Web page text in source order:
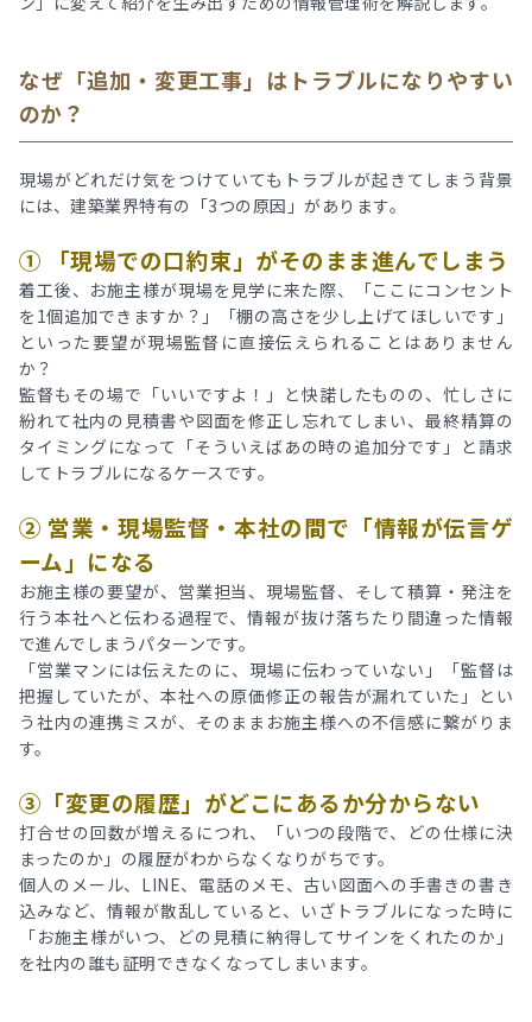
なぜ「追加・変更工事」はトラブルになりやすい
のか？
現場がどれだけ気をつけていてもトラブルが起きてしまう背景
には、建築業界特有の「3つの原因」があります。
① 「現場での口約束」がそのまま進んでしまう
着工後、お施主様が現場を見学に来た際、「ここにコンセント
を1個追加できますか？」「棚の高さを少し上げてほしいです」
といった要望が現場監督に直接伝えられることはありません
か？
監督もその場で「いいですよ！」と快諾したものの、忙しさに
紛れて社内の見積書や図面を修正し忘れてしまい、最終精算の
タイミングになって「そういえばあの時の追加分です」と請求
してトラブルになるケースです。
② 営業・現場監督・本社の間で「情報が伝言ゲ
ーム」になる
お施主様の要望が、営業担当、現場監督、そして積算・発注を
行う本社へと伝わる過程で、情報が抜け落ちたり間違った情報
で進んでしまうパターンです。
「営業マンには伝えたのに、現場に伝わっていない」「監督は
把握していたが、本社への原価修正の報告が漏れていた」とい
う社内の連携ミスが、そのままお施主様への不信感に繋がりま
す。
③「変更の履歴」がどこにあるか分からない
打合せの回数が増えるにつれ、「いつの段階で、どの仕様に決
まったのか」の履歴がわからなくなりがちです。
個人のメール、LINE、電話のメモ、古い図面への手書きの書き
込みなど、情報が散乱していると、いざトラブルになった時に
「お施主様がいつ、どの見積に納得してサインをくれたのか」
を社内の誰も証明できなくなってしまいます。